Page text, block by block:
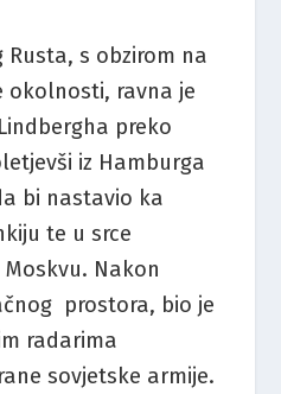
Rusta, s obzirom na
okolnosti, ravna je
preko
iz Hamburga
bi nastavio ka
te u srce
Nakon
prostora, bio je
radarima
sovjetske armije.